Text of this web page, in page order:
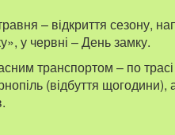
– відкриття сезону,
у червні – День замку.
транспортом – по
(відбуття щогодини),